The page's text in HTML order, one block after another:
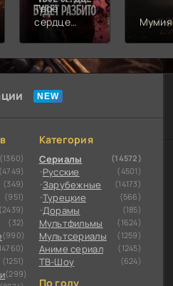
Твоё
сердце
Мумия
(1360)
(4749)
(349)
(951)
(2439)
(32)
(990)
(1251)
(299)
Категория
Сериалы (14572)
Русские (4501)
Зарубежные (14173)
Турецкие (566)
Дорамы (185)
Мультфильмы (1624)
Мультсериалы (1259)
Аниме сериал (1245)
ТВ-Шоу (624)
По году